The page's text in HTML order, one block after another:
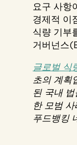
요구 사항
경제적 이
식량 기부
거버넌스
글로벌 식
초의 계획
된 국내
한 모범
푸드뱅킹